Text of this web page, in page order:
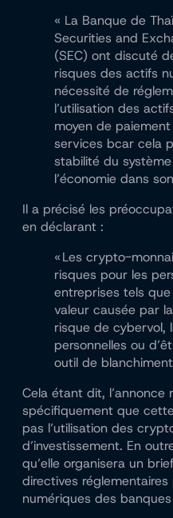
« La Banque de
Securities and
(SEC) ont discuté
risques des actifs
nécessité de
l’utilisation des
moyen de
services bcar cela
stabilité du
l’économie dans
Il a précisé les
en déclarant :
« Les crypto-
risques pour les
entreprises tels
valeur causée par
risque de cybervol,
personnelles ou
outil de
Cela étant dit,
spécifiquement que
pas l’utilisation des
d’investissement. En
qu’elle organisera un
directives
numériques des